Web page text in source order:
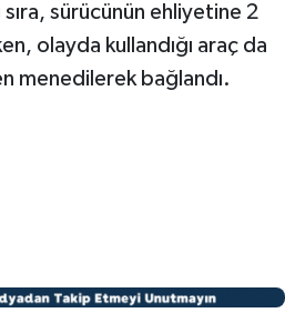
sıra, sürücünün ehliyetine 2
olayda kullandığı araç da
menedilerek bağlandı.